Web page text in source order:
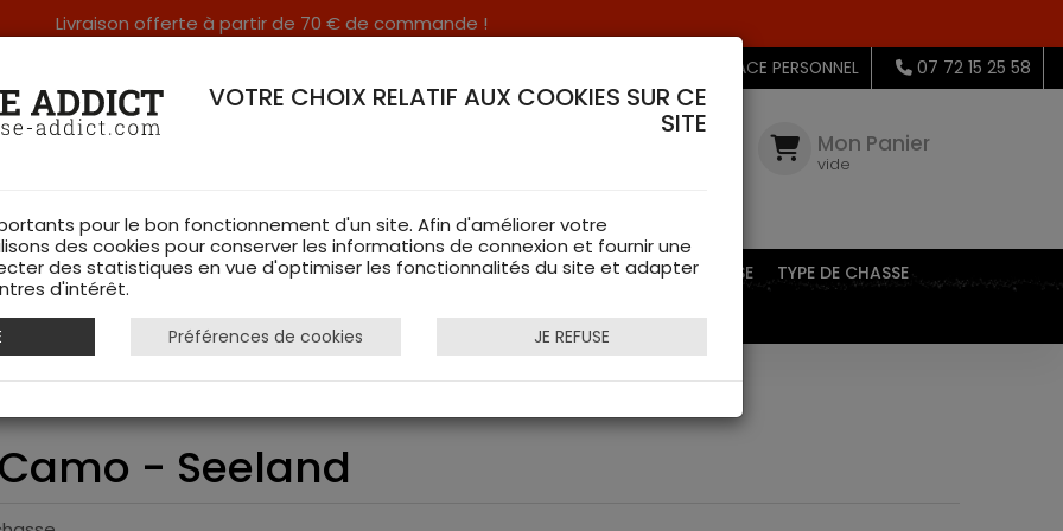
Livraison offerte à partir de 70 € de commande !
DANS LES VOSGES & SUR INTERNET MON ESPACE PERSONNEL 07 72 15 25 58
Mon Panier
vide
DE CHASSE RAYON FEMME CHAUSSURES ACCESSOIRES EQUIPEMENTS DE CHASSE
TYPE DE CHASSE
Chaser Aero Camo - Seeland
- Seeland
VOTRE CHOIX RELATIF AUX COOKIES SUR CE
SITE
pour le bon fonctionnement d'un site. Afin d'améliorer votre
des cookies pour conserver les informations de connexion et fournir une
des statistiques en vue d'optimiser les fonctionnalités du site et adapter
d'intérêt.
Préférences de cookies JE REFUSE